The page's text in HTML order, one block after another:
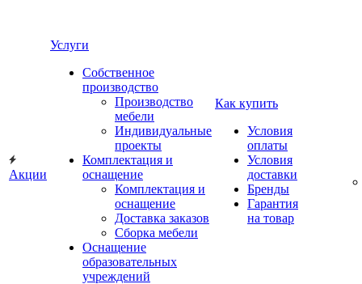
Акции
Услуги
Собственное
производство
Производство
мебели
Индивидуальные
проекты
Комплектация и
оснащение
Комплектация и
оснащение
Доставка заказов
Сборка мебели
Оснащение
образовательных
учреждений
Как купить
Условия
оплаты
Условия
доставки
Бренды
Гарантия
на товар